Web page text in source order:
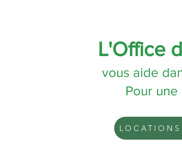
L'Office
vous aide
Pour
LOCATIONS